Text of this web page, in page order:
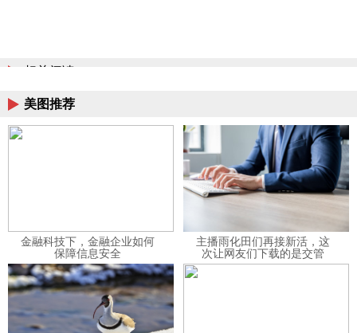
相关阅读
美图推荐
金融科技下，金融企业如何
保障信息安全
主播雨化田们再接新活，这
次让网友们下载的是交管
12123APP